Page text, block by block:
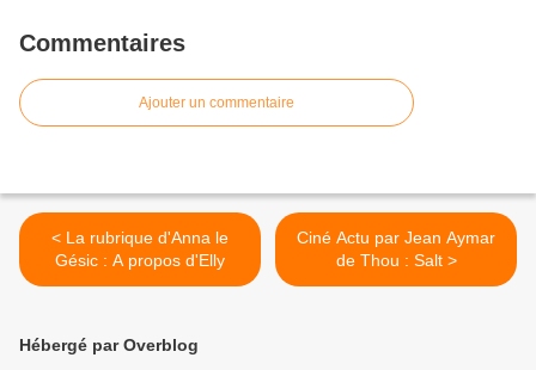
Commentaires
Ajouter un commentaire
< La rubrique d'Anna le
Gésic : A propos d'Elly
Ciné Actu par Jean Aymar
de Thou : Salt >
Hébergé par Overblog